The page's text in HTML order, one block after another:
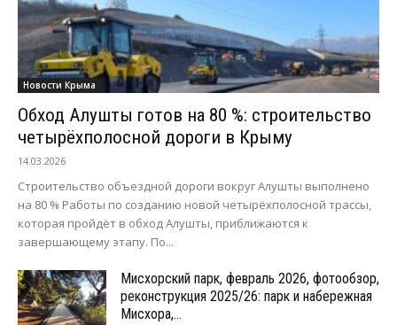
Новости Крыма
Обход Алушты готов на 80 %: строительство
четырёхполосной дороги в Крыму
14.03.2026
Строительство объездной дороги вокруг Алушты выполнено
на 80 % Работы по созданию новой четырёхполосной трассы,
которая пройдёт в обход Алушты, приближаются к
завершающему этапу. По...
Мисхорский парк, февраль 2026, фотообзор,
реконструкция 2025/26: парк и набережная
Мисхора,...